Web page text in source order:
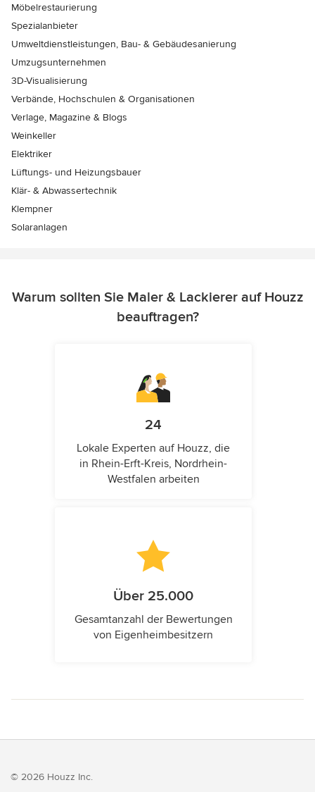
Möbelrestaurierung
Spezialanbieter
Umweltdienstleistungen, Bau- & Gebäudesanierung
Umzugsunternehmen
3D-Visualisierung
Verbände, Hochschulen & Organisationen
Verlage, Magazine & Blogs
Weinkeller
Elektriker
Lüftungs- und Heizungsbauer
Klär- & Abwassertechnik
Klempner
Solaranlagen
Warum sollten Sie Maler & Lackierer auf Houzz
beauftragen?
24
Lokale Experten auf Houzz, die
in Rhein-Erft-Kreis, Nordrhein-
Westfalen arbeiten
Über 25.000
Gesamtanzahl der Bewertungen
von Eigenheimbesitzern
© 2026 Houzz Inc.